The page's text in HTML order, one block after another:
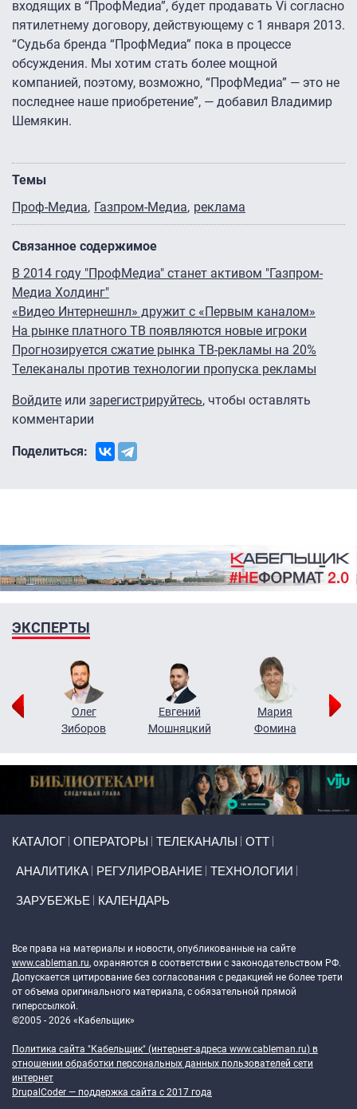
входящих в “ПрофМедиа”, будет продавать Vi согласно
пятилетнему договору, действующему с 1 января 2013.
“Судьба бренда “ПрофМедиа” пока в процессе
обсуждения. Мы хотим стать более мощной
компанией, поэтому, возможно, “ПрофМедиа” — это не
последнее наше приобретение”, — добавил Владимир
Шемякин.
Темы
Проф-Медиа
Газпром-Медиа реклама
Связанное содержимое
В 2014 году "ПрофМедиа" станет активом "Газпром-
Медиа Холдинг"
«Видео Интернешнл» дружит с «Первым каналом»
На рынке платного ТВ появляются новые игроки
Прогнозируется сжатие рынка ТВ-рекламы на 20%
Телеканалы против технологии пропуска рекламы
Войдите или зарегистрируйтесь, чтобы оставлять
комментарии
Поделиться:
ЭКСПЕРТЫ
Олег
Зиборов
Евгений
Мошняцкий
Мария
Фомина
КАТАЛОГ ОПЕРАТОРЫ ТЕЛЕКАНАЛЫ ОТТ
АНАЛИТИКА РЕГУЛИРОВАНИЕ ТЕХНОЛОГИИ
ЗАРУБЕЖЬЕ КАЛЕНДАРЬ
Все права на материалы и новости, опубликованные на сайте
www.cableman.ru, охраняются в соответствии с законодательством РФ.
Допускается цитирование без согласования с редакцией не более трети
от объема оригинального материала, с обязательной прямой
гиперссылкой.
©2005 - 2026 «Кабельщик»
Политика сайта "Кабельщик" (интернет-адреса www.cableman.ru) в
отношении обработки персональных данных пользователей сети
интернет
DrupalCoder — поддержка сайта c 2017 года